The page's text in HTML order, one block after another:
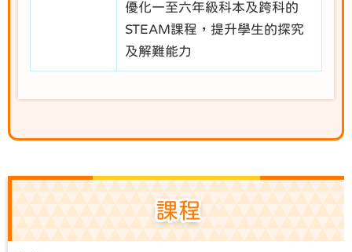
優化一至六年級科本及跨科的
STEAM課程，提升學生的探究
及解難能力
課程